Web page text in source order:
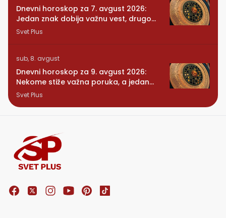
Dnevni horoskop za 7. avgust 2026:
Jedan znak dobija važnu vest, drugom
se vraća osoba iz prošlosti
Svet Plus
sub, 8. avgust
Dnevni horoskop za 9. avgust 2026:
Nekome stiže važna poruka, a jedan
znak konačno preseca
Svet Plus